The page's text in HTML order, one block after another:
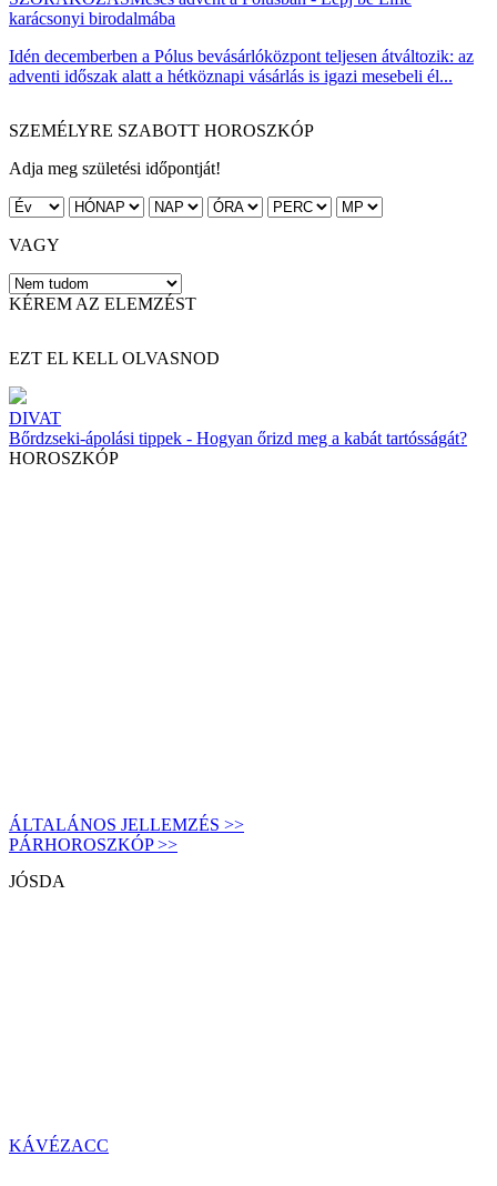
karácsonyi birodalmába
Idén decemberben a Pólus bevásárlóközpont teljesen átváltozik: az
adventi időszak alatt a hétköznapi vásárlás is igazi mesebeli él...
SZEMÉLYRE SZABOTT HOROSZKÓP
Adja meg születési időpontját!
VAGY
KÉREM AZ ELEMZÉST
EZT EL KELL OLVASNOD
DIVAT
Bőrdzseki-ápolási tippek - Hogyan őrizd meg a kabát tartósságát?
HOROSZKÓP
ÁLTALÁNOS JELLEMZÉS >>
PÁRHOROSZKÓP >>
JÓSDA
KÁVÉZACC